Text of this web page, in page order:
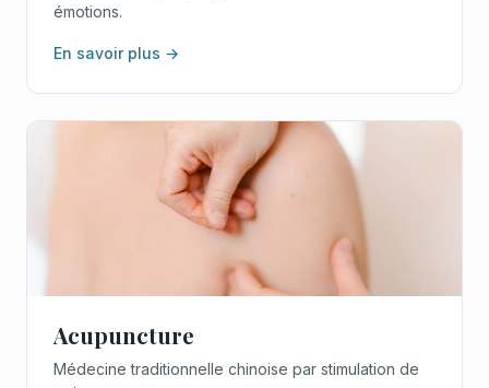
émotions.
En savoir plus →
Acupuncture
Médecine traditionnelle chinoise par stimulation de